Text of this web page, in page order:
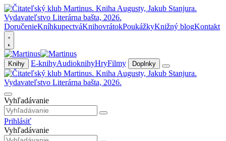
DoručenieKníhkupectváKnihovrátokPoukážkyKnižný blogKontakt
Knihy E-knihyAudioknihyHryFilmy Doplnky
Vyhľadávanie
Prihlásiť
Vyhľadávanie